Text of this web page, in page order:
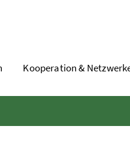
Kooperation &